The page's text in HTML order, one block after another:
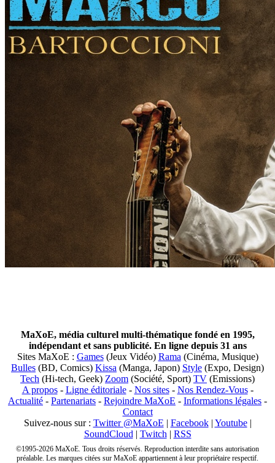
MaXoE, média culturel multi-thématique fondé en 1995,
indépendant et sans publicité. En ligne depuis 31 ans
Sites MaXoE : Games(Jeux Vidéo) Rama (Cinéma, Musique)
Bulles (BD, Comics) Kissa (Manga, Japon) Style (Expo, Design)
Tech (Hi-tech, Geek) Zoom (Société, Sport) TV (Emissions)
A propos- Ligne éditoriale- Nos sites- Nos Rendez-Vous-
Actualité - Partenariats - Rejoindre MaXoE - Informations légales -
Contact
Suivez-nous sur : Twitter @MaXoE | Facebook| Youtube|
SoundCloud | Twitch | RSS
©1995-2026 MaXoE. Tous droits réservés. Reproduction interdite sans autorisation
préalable. Les marques citées sur MaXoE appartiennent à leur propriétaire respectif.